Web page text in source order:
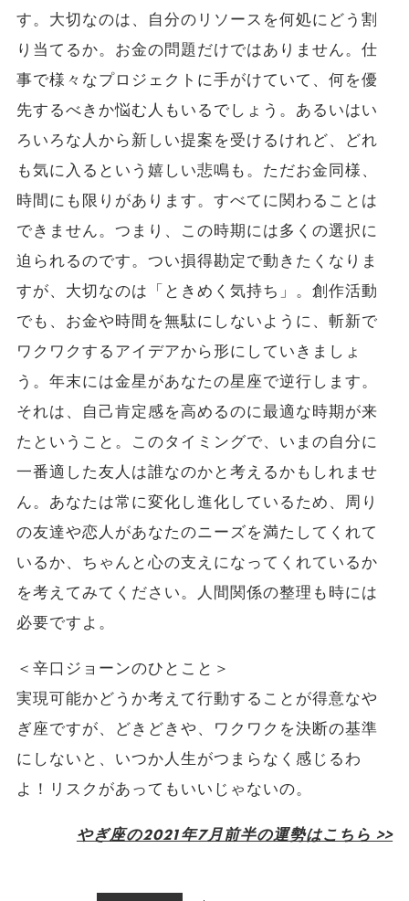
す。大切なのは、自分のリソースを何処にどう割
り当てるか。お金の問題だけではありません。仕
事で様々なプロジェクトに手がけていて、何を優
先するべきか悩む人もいるでしょう。あるいはい
ろいろな人から新しい提案を受けるけれど、どれ
も気に入るという嬉しい悲鳴も。ただお金同様、
時間にも限りがあります。すべてに関わることは
できません。つまり、この時期には多くの選択に
迫られるのです。つい損得勘定で動きたくなりま
すが、大切なのは「ときめく気持ち」。創作活動
でも、お金や時間を無駄にしないように、斬新で
ワクワクするアイデアから形にしていきましょ
う。年末には金星があなたの星座で逆行します。
それは、自己肯定感を高めるのに最適な時期が来
たということ。このタイミングで、いまの自分に
一番適した友人は誰なのかと考えるかもしれませ
ん。あなたは常に変化し進化しているため、周り
の友達や恋人があなたのニーズを満たしてくれて
いるか、ちゃんと心の支えになってくれているか
を考えてみてください。人間関係の整理も時には
必要ですよ。
＜辛口ジョーンのひとこと＞
実現可能かどうか考えて行動することが得意なや
ぎ座ですが、どきどきや、ワクワクを決断の基準
にしないと、いつか人生がつまらなく感じるわ
よ！リスクがあってもいいじゃないの。
やぎ座の2021年7月前半の運勢はこちら >>